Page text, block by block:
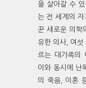
을 살아갈 수
는 전 세계의 자
꾼 새로운 의학
유한 의사, 여섯
르는 대가족의
이와 동시에 난
의 죽음, 이혼